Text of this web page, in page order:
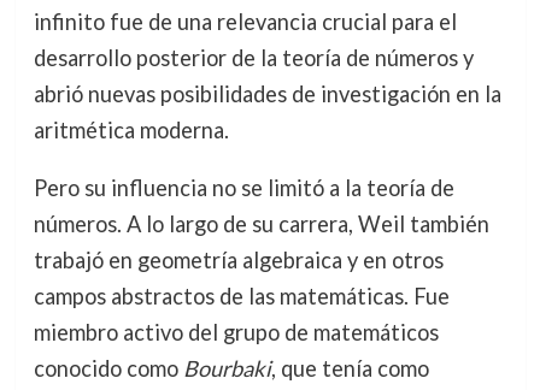
infinito fue de una relevancia crucial para el
desarrollo posterior de la teoría de números y
abrió nuevas posibilidades de investigación en la
aritmética moderna.
Pero su influencia no se limitó a la teoría de
números. A lo largo de su carrera, Weil también
trabajó en geometría algebraica y en otros
campos abstractos de las matemáticas. Fue
miembro activo del grupo de matemáticos
conocido como Bourbaki, que tenía como